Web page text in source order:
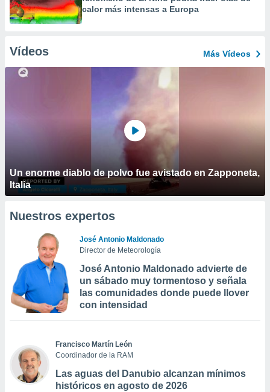
calor más intensas a Europa
Vídeos Más Vídeos
Un enorme diablo de polvo fue avistado en Zapponeta,
Italia
Nuestros expertos
José Antonio Maldonado
Director de Meteorología
José Antonio Maldonado advierte de
un sábado muy tormentoso y señala
las comunidades donde puede llover
con intensidad
Francisco Martín León
Coordinador de la RAM
Las aguas del Danubio alcanzan mínimos
históricos en agosto de 2026